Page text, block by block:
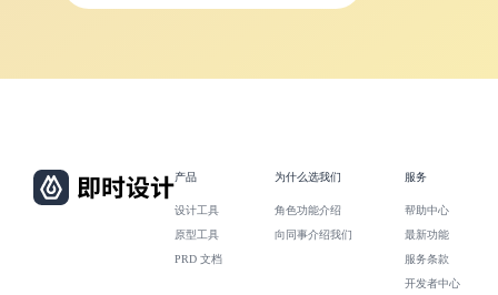
产品
设计工具
原型工具
PRD 文档
为什么选我们
角色功能介绍
向同事介绍我们
服务
帮助中心
最新功能
服务条款
开发者中心